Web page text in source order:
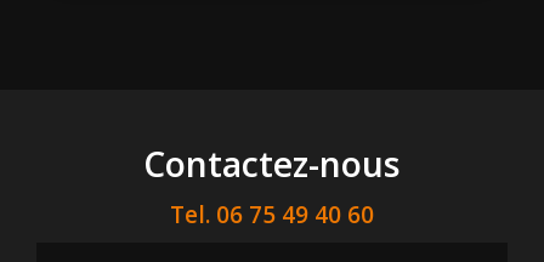
Contactez-nous
Tel. 06 75 49 40 60